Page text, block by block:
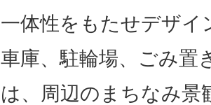
一体性をもたせデザイ
車庫、駐輪場、ごみ置
は、周辺のまちなみ景